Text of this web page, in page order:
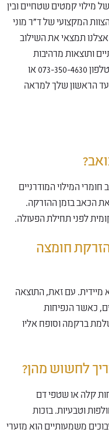
של מילוי קמטים שטחיים ובין
המקצועי של ד"ר מוני
אצלנו תמצאי את השילוב
ותוצאות מרהיבות
וטבעיות. אל תתמהמהי, התקשרי עכשיו לטלפון 073-350-4630 או
הראשון שלך למראה
חומרי המילוי המודרניים
הכאב בזמן ההזרקה.
לפני תחילת הפעולה.
חומצה
מיידית. עם זאת, התוצאה
כאשר הנפיחות
ברקמה וסופח אליו
קלה או שטפי דם
וטבעיות. בזכות
משמעותיים הוא מזערי